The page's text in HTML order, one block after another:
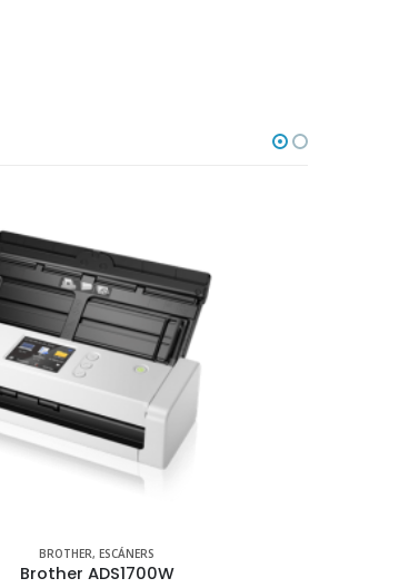
EPSON,TINTA ORIGINAL
PARA EPSON T-544 CYAN 65ML